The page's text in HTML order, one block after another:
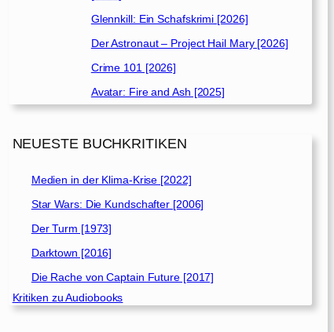
Glennkill: Ein Schafskrimi [2026]
Der Astronaut – Project Hail Mary [2026]
Crime 101 [2026]
Avatar: Fire and Ash [2025]
NEUESTE BUCHKRITIKEN
Medien in der Klima-Krise [2022]
Star Wars: Die Kundschafter [2006]
Der Turm [1973]
Darktown [2016]
Die Rache von Captain Future [2017]
Kritiken zu Audiobooks